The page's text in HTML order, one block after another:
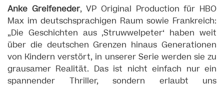
Anke Greifeneder, VP Original Production für HBO
Max im deutschsprachigen Raum sowie Frankreich:
„Die Geschichten aus ‚Struwwelpeter‘ haben weit
über die deutschen Grenzen hinaus Generationen
von Kindern verstört, in unserer Serie werden sie zu
grausamer Realität. Das ist nicht einfach nur ein
spannender Thriller, sondern erlaubt uns